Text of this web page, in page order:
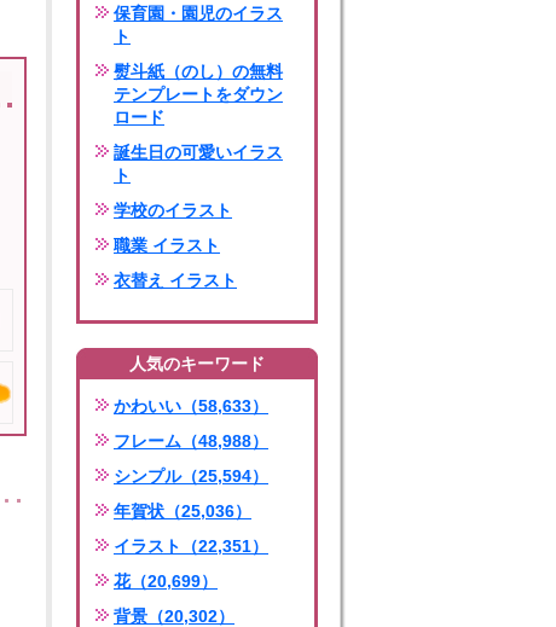
保育園・園児のイラス
ト
熨斗紙（のし）の無料
テンプレートをダウン
ロード
誕生日の可愛いイラス
ト
学校のイラスト
職業 イラスト
衣替え イラスト
人気のキーワード
かわいい（58,633）
フレーム（48,988）
シンプル（25,594）
年賀状（25,036）
イラスト（22,351）
花（20,699）
背景（20,302）